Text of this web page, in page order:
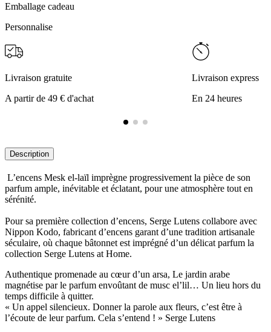
Emballage cadeau
Personnalise
Livraison gratuite
A partir de 49 € d'achat
Livraison express
En 24 heures
Description
L’encens Mesk el-laïl imprègne progressivement la pièce de son
parfum ample, inévitable et éclatant, pour une atmosphère tout en
sérénité.
Pour sa première collection d’encens, Serge Lutens collabore avec
Nippon Kodo, fabricant d’encens garant d’une tradition artisanale
séculaire, où chaque bâtonnet est imprégné d’un délicat parfum la
collection Serge Lutens at Home.
Authentique promenade au cœur d’un arsa, Le jardin arabe
magnétise par le parfum envoûtant de musc el’lil… Un lieu hors du
temps difficile à quitter.
« Un appel silencieux. Donner la parole aux fleurs, c’est être à
l’écoute de leur parfum. Cela s’entend ! » Serge Lutens